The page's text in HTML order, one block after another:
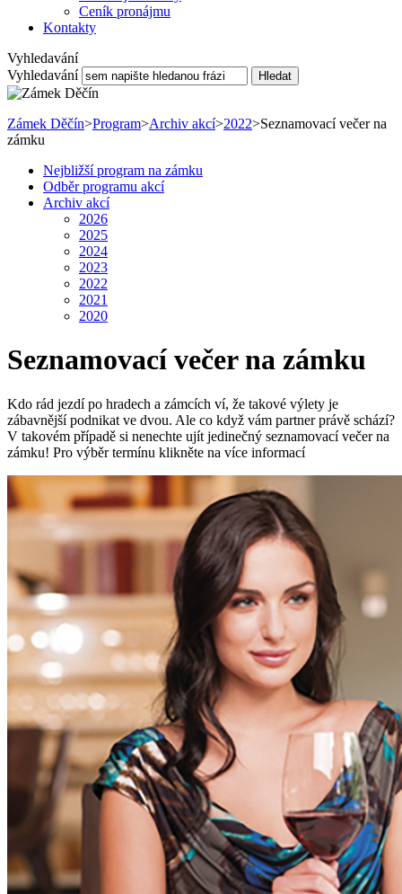
Ceník pronájmu
Kontakty
Vyhledavání
Vyhledavání
Hledat
Zámek Děčín>Program>Archiv akcí>2022>Seznamovací večer na
zámku
Nejbližší program na zámku
Odběr programu akcí
Archiv akcí
2026
2025
2024
2023
2022
2021
2020
Seznamovací večer na zámku
Kdo rád jezdí po hradech a zámcích ví, že takové výlety je
zábavnější podnikat ve dvou. Ale co když vám partner právě schází?
V takovém případě si nenechte ujít jedinečný seznamovací večer na
zámku! Pro výběr termínu klikněte na více informací